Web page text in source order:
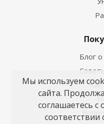
Блог
Как
Мы используем
сайта.
соглашаетесь с
соответствии